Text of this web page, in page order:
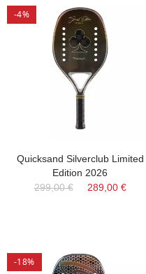
-4%
Quicksand Silverclub Limited
Edition 2026
299,00 €
289,00 €
-18%